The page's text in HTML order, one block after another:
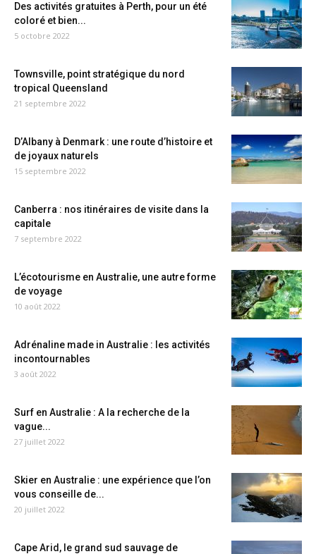
Des activités gratuites à Perth, pour un été
coloré et bien...
5 octobre 2022
Townsville, point stratégique du nord
tropical Queensland
21 septembre 2022
D’Albany à Denmark : une route d’histoire et
de joyaux naturels
15 septembre 2022
Canberra : nos itinéraires de visite dans la
capitale
7 septembre 2022
L’écotourisme en Australie, une autre forme
de voyage
10 août 2022
Adrénaline made in Australie : les activités
incontournables
3 août 2022
Surf en Australie : A la recherche de la
vague...
27 juillet 2022
Skier en Australie : une expérience que l’on
vous conseille de...
20 juillet 2022
Cape Arid, le grand sud sauvage de